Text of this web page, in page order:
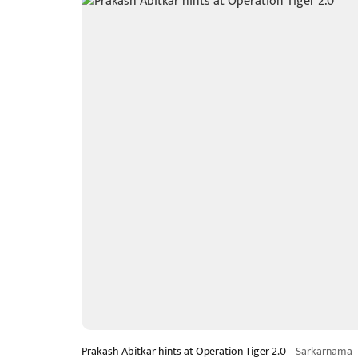
Prakash Abitkar hints at Operation Tiger 2.0 Sarkarnama